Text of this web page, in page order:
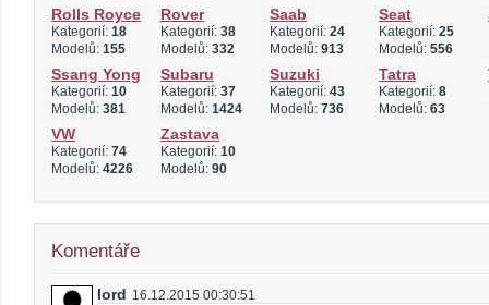
Rolls Royce
Kategorií: 18
Modelů: 155
Rover
Kategorií: 38
Modelů: 332
Saab
Kategorií: 24
Modelů: 913
Seat
Kategorií: 25
Modelů: 556
Ssang Yong
Kategorií: 10
Modelů: 381
Subaru
Kategorií: 37
Modelů: 1424
Suzuki
Kategorií: 43
Modelů: 736
Tatra
Kategorií: 8
Modelů: 63
VW
Kategorií: 74
Modelů: 4226
Zastava
Kategorií: 10
Modelů: 90
Komentáře
lord 16.12.2015 00:30:51